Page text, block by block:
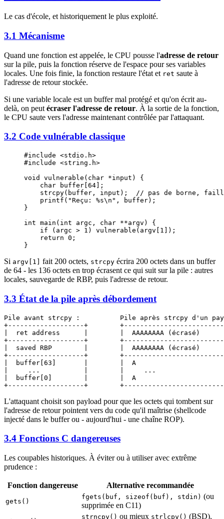
Le cas d'école, et historiquement le plus exploité.
3.1 Mécanisme
Quand une fonction est appelée, le CPU pousse l'adresse de retour
sur la pile, puis la fonction réserve de l'espace pour ses variables
locales. Une fois finie, la fonction restaure l'état et ret saute à
l'adresse de retour stockée.
Si une variable locale est un buffer mal protégé et qu'on écrit au-
delà, on peut écraser l'adresse de retour. À la sortie de la fonction,
le CPU saute vers l'adresse maintenant contrôlée par l'attaquant.
3.2 Code vulnérable classique
#include <stdio.h>
#include <string.h>
void
vulnerable ( char *input ) {
    char
buffer 64 ];
    strcpy
(buffer, input);
// pas de borne,
    printf
( "Reçu: %s\n " , buffer);
}
int main ( int argc , char **argv ) {
    if
(argc > 1 ) vulnerable ( argv 1 ]);
    return
0 ;
}
Si argv[1] fait 200 octets, strcpy écrira 200 octets dans un buffer
de 64 - les 136 octets en trop écrasent ce qui suit sur la pile : autres
locales, sauvegarde de RBP, puis l'adresse de retour.
3.3 État de la pile après débordement
Pile avant strcpy :          Pile après strcpy d'un
+-------------------+
|  ret address      |        |  AAAAAAAA (écrasé)
+-------------------+
|  saved RBP        |        |  AAAAAAAA (écrasé)
+-------------------+
|  buffer[63]       |        |  A
|     ...           |        |     ...
|  buffer[0]        |        |  A
L'attaquant choisit son payload pour que les octets qui tombent sur
l'adresse de retour pointent vers du code qu'il maîtrise (shellcode
injecté dans le buffer ou - aujourd'hui - une chaîne ROP).
3.4 Fonctions C dangereuses
Les coupables historiques. À éviter ou à utiliser avec extrême
prudence :
Fonction dangereuse Alternative recommandée
gets()
fgets(buf, sizeof(buf), stdin) (ou
supprimée en C11)
strncpy() ou mieux strlcpy() (BSD),